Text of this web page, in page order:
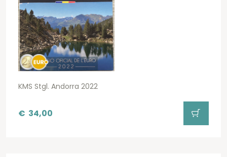
KMS Stgl. Andorra 2022
€ 34,00